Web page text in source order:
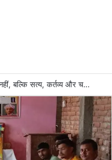
भारतीय शिक्षण पद्धति में धर्म का अर्थ संप्रदाय नहीं, बल्कि सत्य, कर्तव्य और चरित्र निर्माण है: विजय प्रकाश